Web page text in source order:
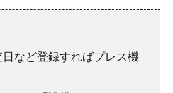
など登録すればプレス機